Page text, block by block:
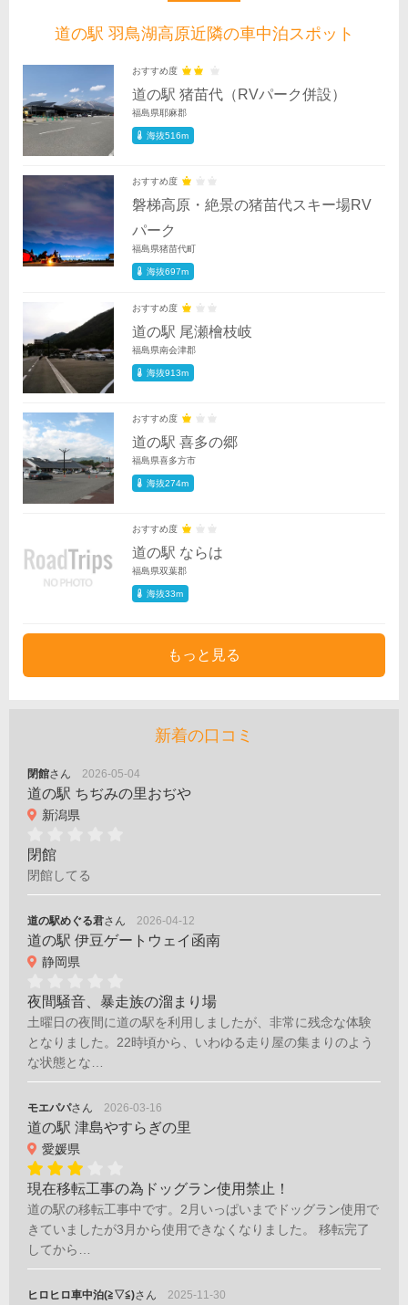
道の駅 羽鳥湖高原近隣の車中泊スポット
おすすめ度
道の駅 猪苗代（RVパーク併設）
福島県耶麻郡
海抜516m
おすすめ度
磐梯高原・絶景の猪苗代スキー場RV
パーク
福島県猪苗代町
海抜697m
おすすめ度
道の駅 尾瀬檜枝岐
福島県南会津郡
海抜913m
おすすめ度
道の駅 喜多の郷
福島県喜多方市
海抜274m
おすすめ度
道の駅 ならは
福島県双葉郡
海抜33m
もっと見る
新着の口コミ
閉館さん 2026-05-04
道の駅 ちぢみの里おぢや
新潟県
閉館
閉館してる
道の駅めぐる君さん 2026-04-12
道の駅 伊豆ゲートウェイ函南
静岡県
夜間騒音、暴走族の溜まり場
土曜日の夜間に道の駅を利用しましたが、非常に残念な体験
となりました。22時頃から、いわゆる走り屋の集まりのよう
な状態とな…
モエパパさん 2026-03-16
道の駅 津島やすらぎの里
愛媛県
現在移転工事の為ドッグラン使用禁止！
道の駅の移転工事中です。2月いっぱいまでドッグラン使用で
きていましたが3月から使用できなくなりました。 移転完了
してから…
ヒロヒロ車中泊(≧▽≦)さん 2025-11-30